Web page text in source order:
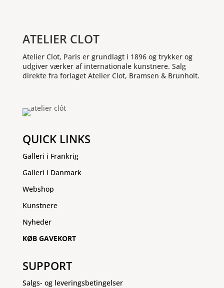
ATELIER CLOT
Atelier Clot, Paris er grundlagt i 1896 og trykker og
udgiver værker af internationale kunstnere. Salg
direkte fra forlaget Atelier Clot, Bramsen & Brunholt.
QUICK LINKS
Galleri i Frankrig
Galleri i Danmark
Webshop
Kunstnere
Nyheder
KØB GAVEKORT
SUPPORT
Salgs- og leveringsbetingelser